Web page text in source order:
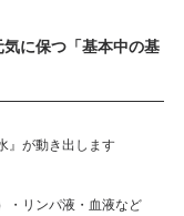
に保つ「基本中の基
』が動き出します
・リンパ液・血液など